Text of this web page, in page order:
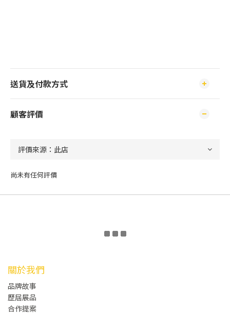
送貨及付款方式
顧客評價
尚未有任何評價
關於我們
品牌故事
歷屆展品
合作提案